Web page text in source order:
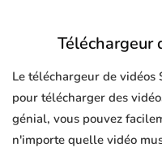
Téléchargeur
Le téléchargeur de
pour télécharger des
génial, vous pouvez
n'importe quelle vidéo